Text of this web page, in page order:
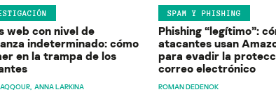
web con nivel de
indeterminado: cómo
en la trampa de los
ANNA LARKINA
SPAM Y PHISHING
Phishing “legítimo”:
atacantes usan
para evadir la
correo electrónico
ROMAN DEDENOK